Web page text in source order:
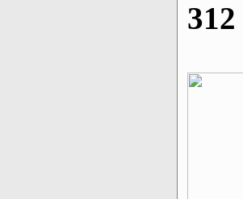
312